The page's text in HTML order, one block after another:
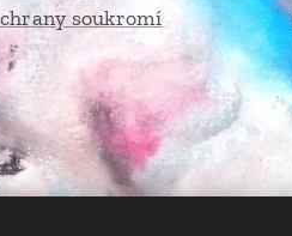
soukromí